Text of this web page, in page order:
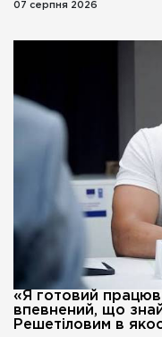
07 серпня 2026
«Я готовий
впевнений, що
Решетіловим в